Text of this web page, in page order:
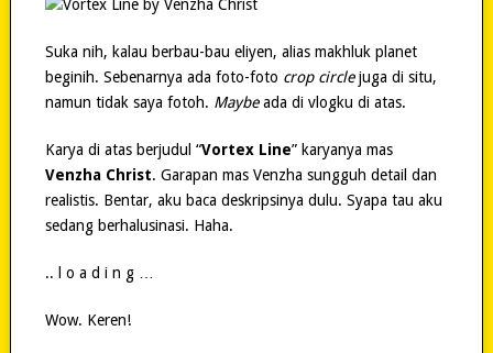
Suka nih, kalau berbau-bau eliyen, alias makhluk planet
beginih. Sebenarnya ada foto-foto crop circlejuga di situ,
namun tidak saya fotoh. Maybeada di vlogku di atas.
Karya di atas berjudul “Vortex Line” karyanya mas
Venzha Christ. Garapan mas Venzha sungguh detail dan
realistis. Bentar, aku baca deskripsinya dulu. Syapa tau aku
sedang berhalusinasi. Haha.
.. l o a d i n g …
Wow. Keren!